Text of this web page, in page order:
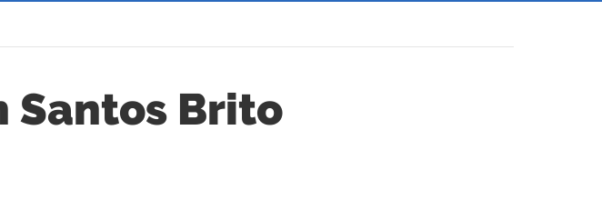
Santos Brito